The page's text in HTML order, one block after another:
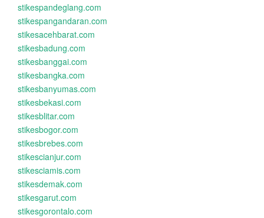
stikespandeglang.com
stikespangandaran.com
stikesacehbarat.com
stikesbadung.com
stikesbanggai.com
stikesbangka.com
stikesbanyumas.com
stikesbekasi.com
stikesblitar.com
stikesbogor.com
stikesbrebes.com
stikescianjur.com
stikesciamis.com
stikesdemak.com
stikesgarut.com
stikesgorontalo.com